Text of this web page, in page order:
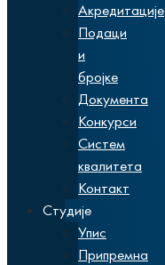
Акредитације
Подаци
и
бројке
Документа
Конкурси
Систем
квалитета
Контакт
Студије
Упис
Припремна